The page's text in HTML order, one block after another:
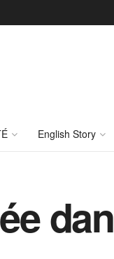
English Story